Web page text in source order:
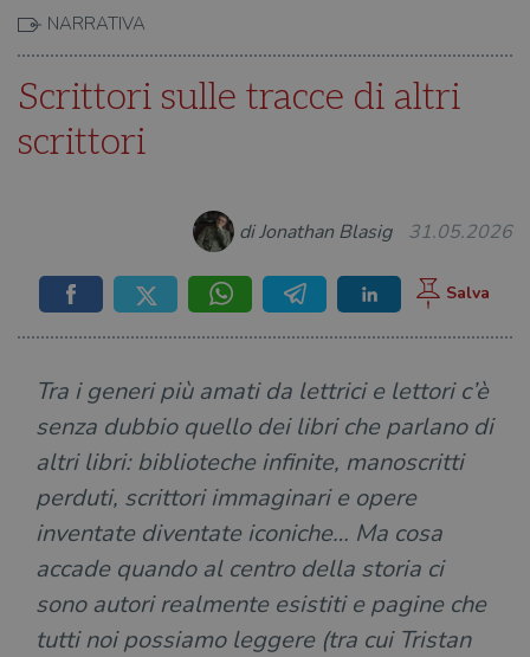
NARRATIVA
Scrittori sulle tracce di altri
scrittori
di Jonathan Blasig 31.05.2026
Tra i generi più amati da lettrici e lettori c’è
senza dubbio quello dei libri che parlano di
altri libri: biblioteche infinite, manoscritti
perduti, scrittori immaginari e opere
inventate diventate iconiche… Ma cosa
accade quando al centro della storia ci
sono autori realmente esistiti e pagine che
tutti noi possiamo leggere (tra cui Tristan